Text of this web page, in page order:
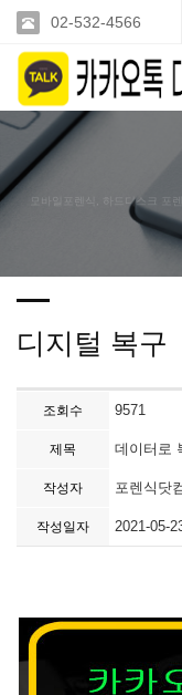
02-532-4566
모바일포렌식, 하드디스크 포
디지털 복구
조회수 9571
제목 데이터로
작성자 포렌식닷
작성일자 2021-05-